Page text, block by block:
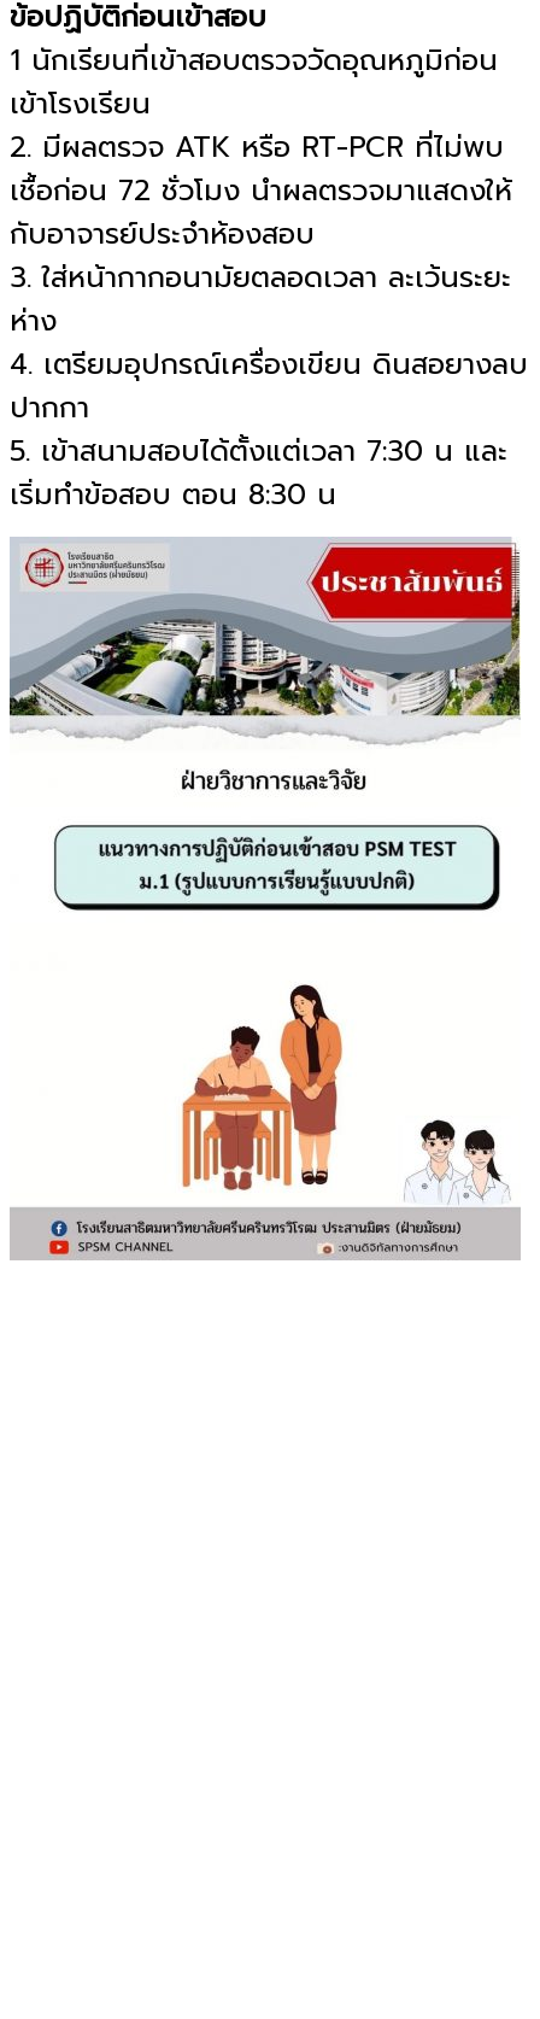
ข้อปฏิบัติก่อนเข้าสอบ
1 นักเรียนที่เข้าสอบตรวจวัดอุณหภูมิก่อน
เข้าโรงเรียน
2. มีผลตรวจ ATK หรือ RT-PCR ที่ไม่พบ
เชื้อก่อน 72 ชั่วโมง นำผลตรวจมาแสดงให้
กับอาจารย์ประจำห้องสอบ
3. ใส่หน้ากากอนามัยตลอดเวลา ละเว้นระยะ
ห่าง
4. เตรียมอุปกรณ์เครื่องเขียน ดินสอยางลบ
ปากกา
5. เข้าสนามสอบได้ตั้งแต่เวลา 7:30 น และ
เริ่มทำข้อสอบ ตอน 8:30 น